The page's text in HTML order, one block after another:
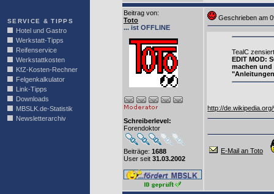
SERVICE & TIPPS
Hotel und Gastro
Werkstatt-Tipps
Reifenservice
Werkstattkosten
KfZ-Kosten-Rechner
Felgenkalkulator
Link-Tipps
Downloads
MBSLK.de-Statistik
Newsletterarchiv
Beitrag von:
Toto
... ist OFFLINE
Schreiberlevel:
Forendoktor
Beiträge: 1688
User seit 31.03.2002
Geschrieben am
TealC
EDIT MOD:
machen und
http://
E-Mail an Toto